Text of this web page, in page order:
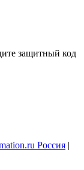
защитный код
Россия |